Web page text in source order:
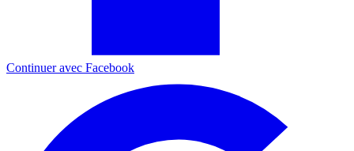
Continuer avec Facebook